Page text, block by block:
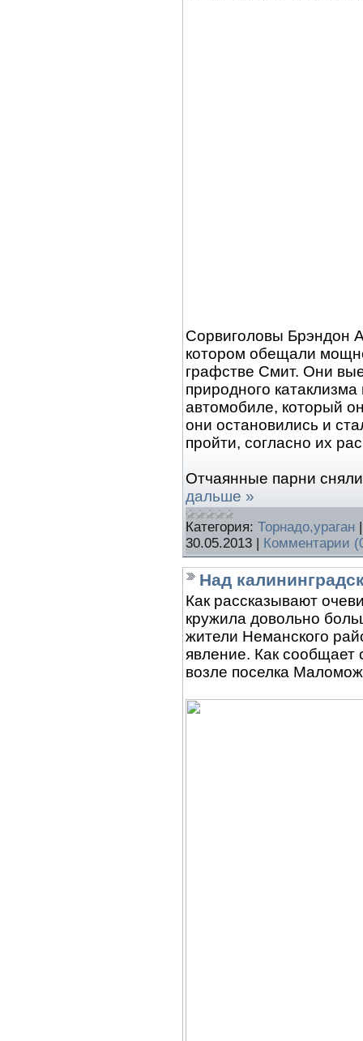
Сорвиголовы Брэндон
котором обещали
графстве Смит. Они
природного
автомобиле, который
они остановились и
пройти, согласно их
Отчаянные парни
дальше »
Категория: Торнадо,ураган
30.05.2013 | Комментарии
Над
Как рассказывают
кружила довольно
жители Неманского
явление. Как сообщает
возле поселка